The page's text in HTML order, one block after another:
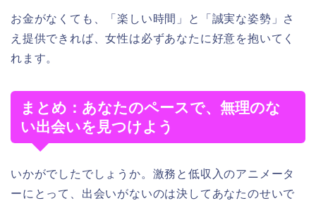
お金がなくても、「楽しい時間」と「誠実な姿勢」さ
え提供できれば、女性は必ずあなたに好意を抱いてく
れます。
まとめ：あなたのペースで、無理のな
い出会いを見つけよう
いかがでしたでしょうか。激務と低収入のアニメータ
ーにとって、出会いがないのは決してあなたのせいで